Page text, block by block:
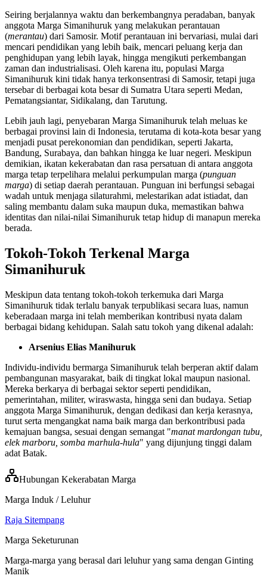
Seiring berjalannya waktu dan berkembangnya peradaban, banyak
anggota Marga Simanihuruk yang melakukan perantauan
(merantau) dari Samosir. Motif perantauan ini bervariasi, mulai dari
mencari pendidikan yang lebih baik, mencari peluang kerja dan
penghidupan yang lebih layak, hingga mengikuti perkembangan
zaman dan industrialisasi. Oleh karena itu, populasi Marga
Simanihuruk kini tidak hanya terkonsentrasi di Samosir, tetapi juga
tersebar di berbagai kota besar di Sumatra Utara seperti Medan,
Pematangsiantar, Sidikalang, dan Tarutung.
Lebih jauh lagi, penyebaran Marga Simanihuruk telah meluas ke
berbagai provinsi lain di Indonesia, terutama di kota-kota besar yang
menjadi pusat perekonomian dan pendidikan, seperti Jakarta,
Bandung, Surabaya, dan bahkan hingga ke luar negeri. Meskipun
demikian, ikatan kekerabatan dan rasa persatuan di antara anggota
marga tetap terpelihara melalui perkumpulan marga (punguan
marga) di setiap daerah perantauan. Punguan ini berfungsi sebagai
wadah untuk menjaga silaturahmi, melestarikan adat istiadat, dan
saling membantu dalam suka maupun duka, memastikan bahwa
identitas dan nilai-nilai Simanihuruk tetap hidup di manapun mereka
berada.
Tokoh-Tokoh Terkenal Marga
Simanihuruk
Meskipun data tentang tokoh-tokoh terkemuka dari Marga
Simanihuruk tidak terlalu banyak terpublikasi secara luas, namun
keberadaan marga ini telah memberikan kontribusi nyata dalam
berbagai bidang kehidupan. Salah satu tokoh yang dikenal adalah:
Arsenius Elias Manihuruk
Individu-individu bermarga Simanihuruk telah berperan aktif dalam
pembangunan masyarakat, baik di tingkat lokal maupun nasional.
Mereka berkarya di berbagai sektor seperti pendidikan,
pemerintahan, militer, wiraswasta, hingga seni dan budaya. Setiap
anggota Marga Simanihuruk, dengan dedikasi dan kerja kerasnya,
turut serta mengangkat nama baik marga dan berkontribusi pada
kemajuan bangsa, sesuai dengan semangat "manat mardongan tubu,
elek marboru, somba marhula-hula" yang dijunjung tinggi dalam
adat Batak.
Hubungan Kekerabatan Marga
Marga Induk / Leluhur
Raja Sitempang
Marga Seketurunan
Marga-marga yang berasal dari leluhur yang sama dengan Ginting
Manik